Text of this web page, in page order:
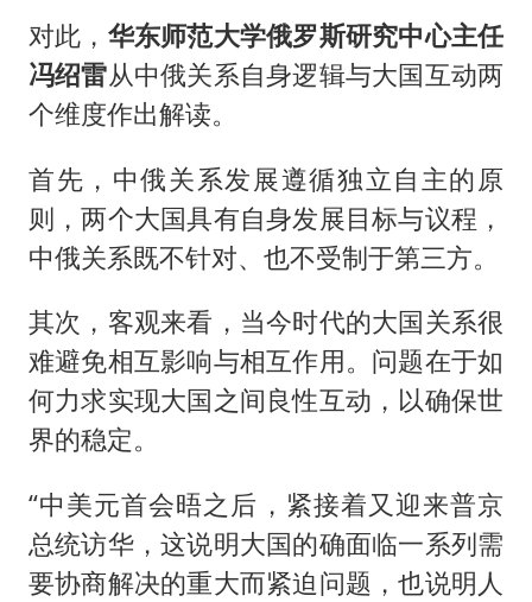
对此， 华东师范大学俄罗斯研究中心主任
冯绍雷从中俄关系自身逻辑与大国互动两
个维度作出解读。
首先，中俄关系发展遵循独立自主的原
则，两个大国具有自身发展目标与议程，
中俄关系既不针对、也不受制于第三方。
其次，客观来看，当今时代的大国关系很
难避免相互影响与相互作用。问题在于如
何力求实现大国之间良性互动，以确保世
界的稳定。
“中美元首会晤之后，紧接着又迎来普京
总统访华，这说明大国的确面临一系列需
要协商解决的重大而紧迫问题，也说明人